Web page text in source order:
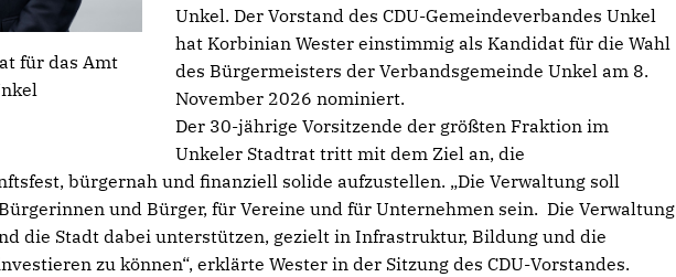
für das Amt
Unkel. Der Vorstand des CDU-Gemeindeverbandes Unkel
hat Korbinian Wester einstimmig als Kandidat für die Wahl
des Bürgermeisters der Verbandsgemeinde Unkel am 8.
November 2026 nominiert.
Der 30-jährige Vorsitzende der größten Fraktion im
Unkeler Stadtrat tritt mit dem Ziel an, die
bürgernah und finanziell solide aufzustellen. „Die Verwaltung soll
und Bürger, für Vereine und für Unternehmen sein. Die Verwaltung
die Stadt dabei unterstützen, gezielt in Infrastruktur, Bildung und die
zu können“, erklärte Wester in der Sitzung des CDU-Vorstandes.